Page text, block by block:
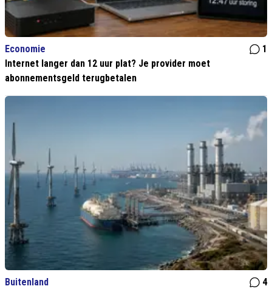
Economie
1
Internet langer dan 12 uur plat? Je provider moet
abonnementsgeld terugbetalen
Buitenland
4